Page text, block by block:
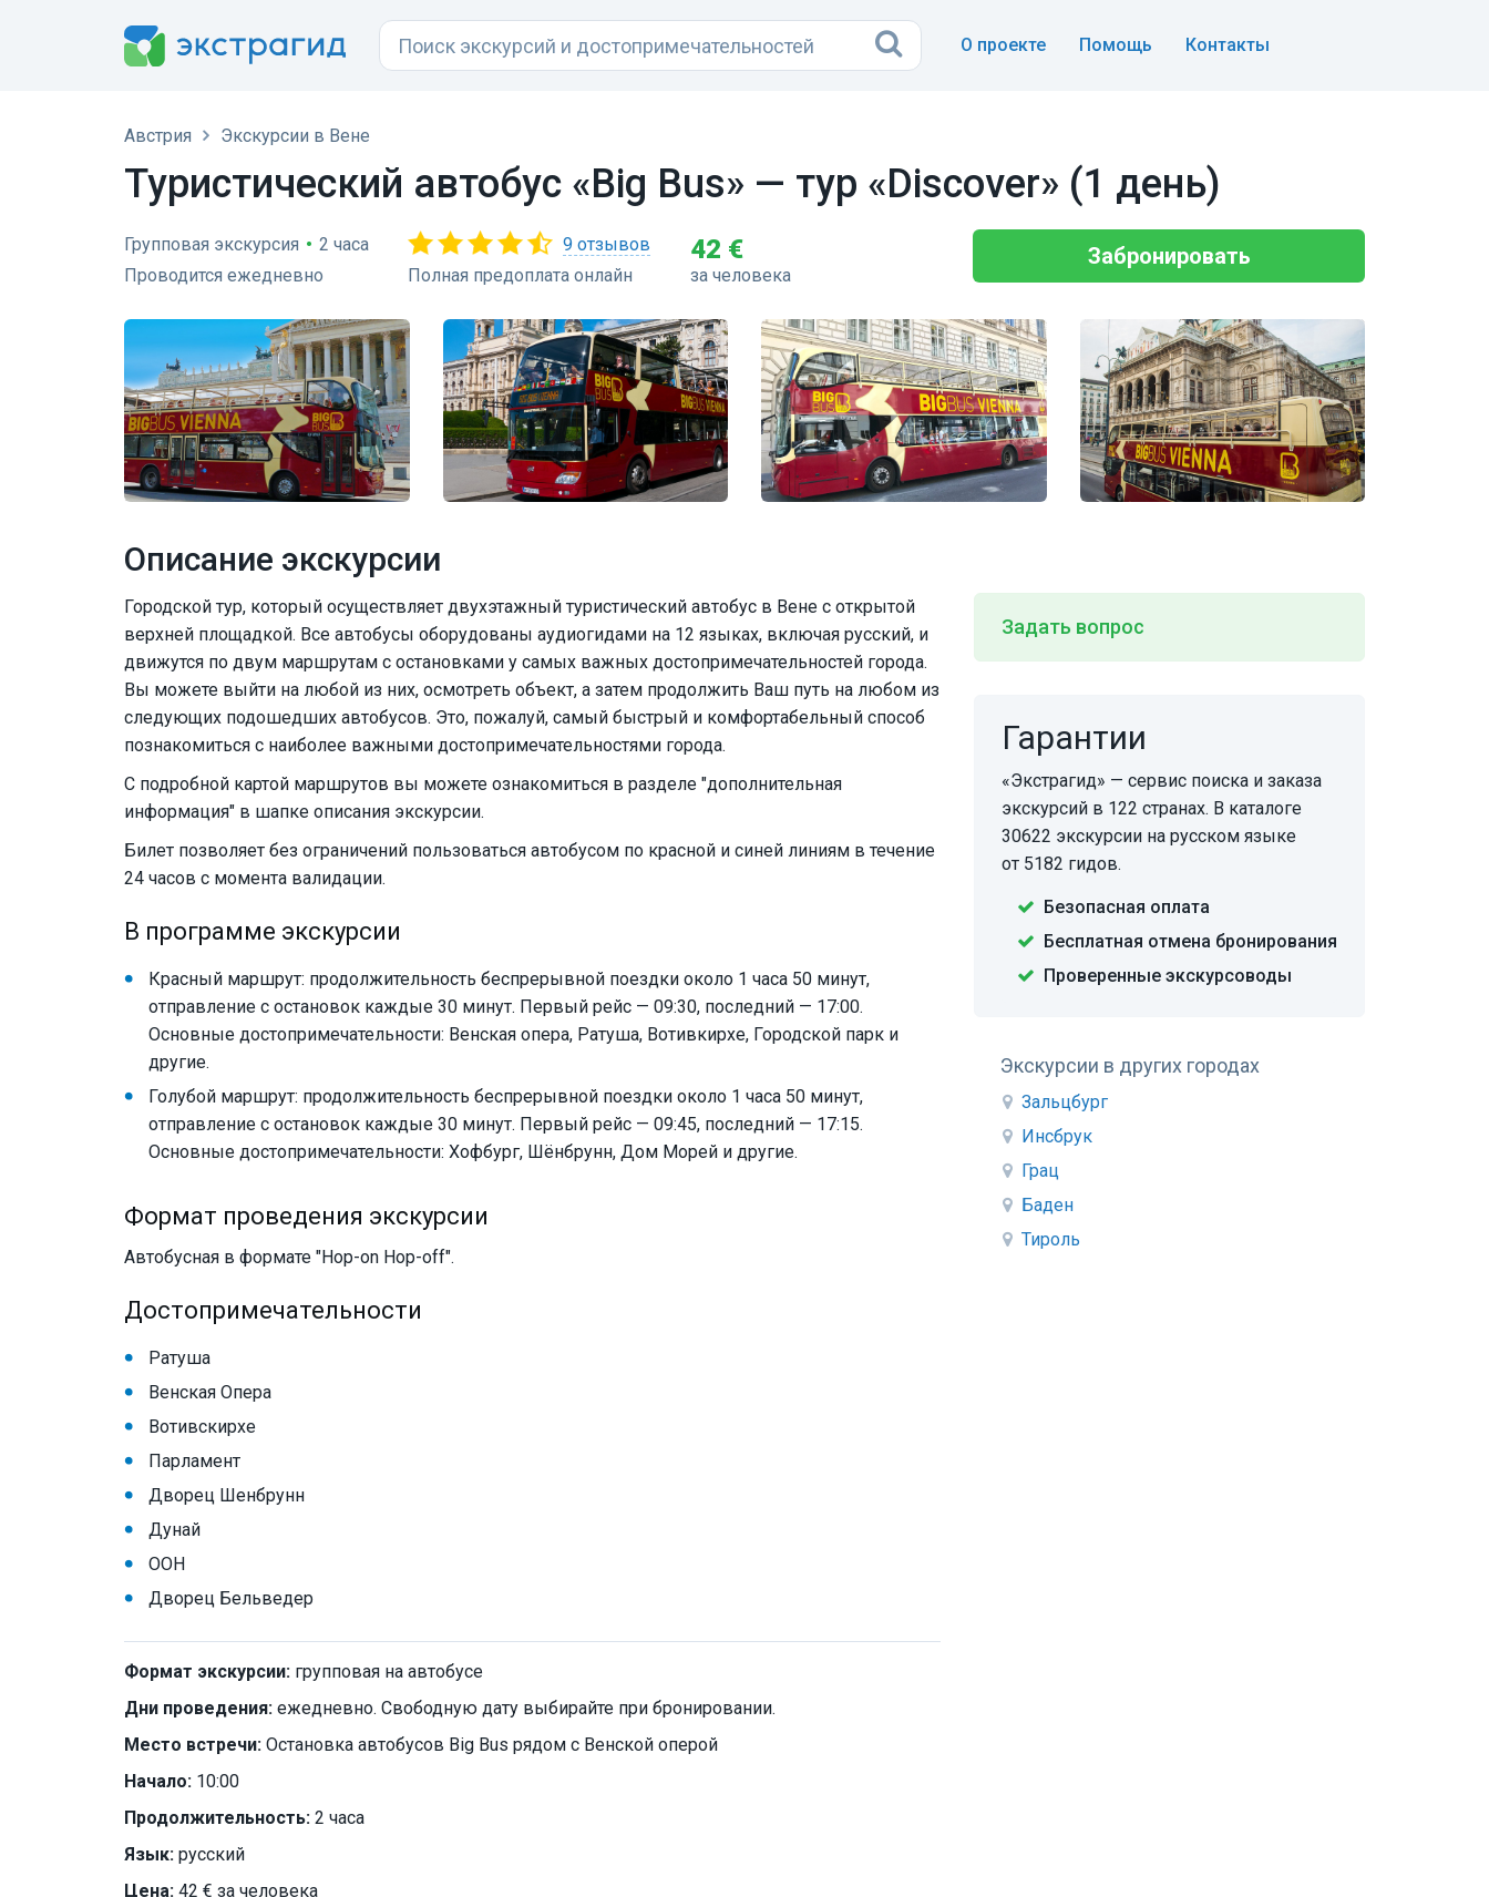
О проекте Помощь Контакты
Австрия Экскурсии в Вене
Туристический автобус «Big Bus» — тур «Discover» (1 день)
Групповая экскурсия • 2 часа
Проводится ежедневно
9 отзывов
Полная предоплата онлайн
42 €
за человека
Забронировать
Описание экскурсии
Городской тур, который осуществляет двухэтажный туристический автобус в Вене с открытой
верхней площадкой. Все автобусы оборудованы аудиогидами на 12 языках, включая русский, и
движутся по двум маршрутам с остановками у самых важных достопримечательностей города.
Вы можете выйти на любой из них, осмотреть объект, а затем продолжить Ваш путь на любом из
следующих подошедших автобусов. Это, пожалуй, самый быстрый и комфортабельный способ
познакомиться с наиболее важными достопримечательностями города.
С подробной картой маршрутов вы можете ознакомиться в разделе "дополнительная
информация" в шапке описания экскурсии.
Билет позволяет без ограничений пользоваться автобусом по красной и синей линиям в течение
24 часов с момента валидации.
В программе экскурсии
Красный маршрут: продолжительность беспрерывной поездки около 1 часа 50 минут,
отправление с остановок каждые 30 минут. Первый рейс — 09:30, последний — 17:00.
Основные достопримечательности: Венская опера, Ратуша, Вотивкирхе, Городской парк и
другие.
Голубой маршрут: продолжительность беспрерывной поездки около 1 часа 50 минут,
отправление с остановок каждые 30 минут. Первый рейс — 09:45, последний — 17:15.
Основные достопримечательности: Хофбург, Шёнбрунн, Дом Морей и другие.
Формат проведения экскурсии
Автобусная в формате "Hop-on Hop-off".
Достопримечательности
Ратуша
Венская Опера
Вотивскирхе
Парламент
Дворец Шенбрунн
Дунай
ООН
Дворец Бельведер
Формат экскурсии: групповая на автобусе
Дни проведения: ежедневно. Свободную дату выбирайте при бронировании.
Место встречи: Остановка автобусов Big Bus рядом с Венской оперой
Начало: 10:00
Продолжительность: 2 часа
Язык: русский
Цена: 42 € за человека
Задать вопрос
Гарантии
«Экстрагид» — сервис поиска и заказа
экскурсий в 122 странах. В каталоге
30622 экскурсии на русском языке
от 5182 гидов.
Безопасная оплата
Бесплатная отмена бронирования
Проверенные экскурсоводы
Экскурсии в других городах
Зальцбург
Инсбрук
Грац
Баден
Тироль